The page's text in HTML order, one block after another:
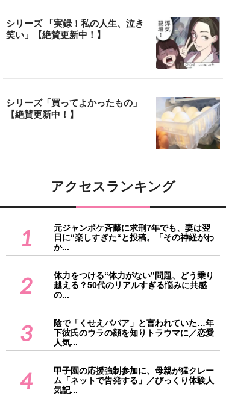
シリーズ 「実録！私の人生、泣き
笑い」【絶賛更新中！】
シリーズ「買ってよかったもの」
【絶賛更新中！】
アクセスランキング
1
元ジャンポケ斉藤に求刑7年でも、妻は翌
日に“楽しすぎた“と投稿。「その神経がわ
か...
2
体力をつける“体力がない”問題、どう乗り
越える？50代のリアルすぎる悩みに共感
の...
3
陰で「くせえババア」と言われていた…年
下彼氏のウラの顔を知りトラウマに／恋愛
人気...
4
甲子園の応援強制参加に、母親が猛クレー
ム「ネットで告発する」／びっくり体験人
気記...